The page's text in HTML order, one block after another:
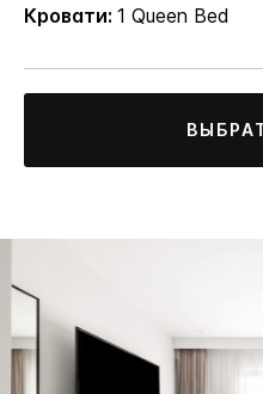
Кровати: 1 Queen Bed